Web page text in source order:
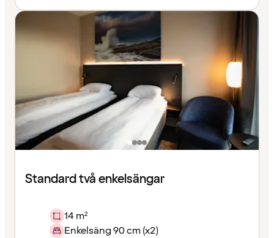
Standard två enkelsängar
14 m²
Enkelsäng 90 cm (x2)